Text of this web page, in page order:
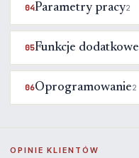
04Parametry pracy2
05Funkcje dodatkowe
06Oprogramowanie2
OPINIE KLIENTÓW